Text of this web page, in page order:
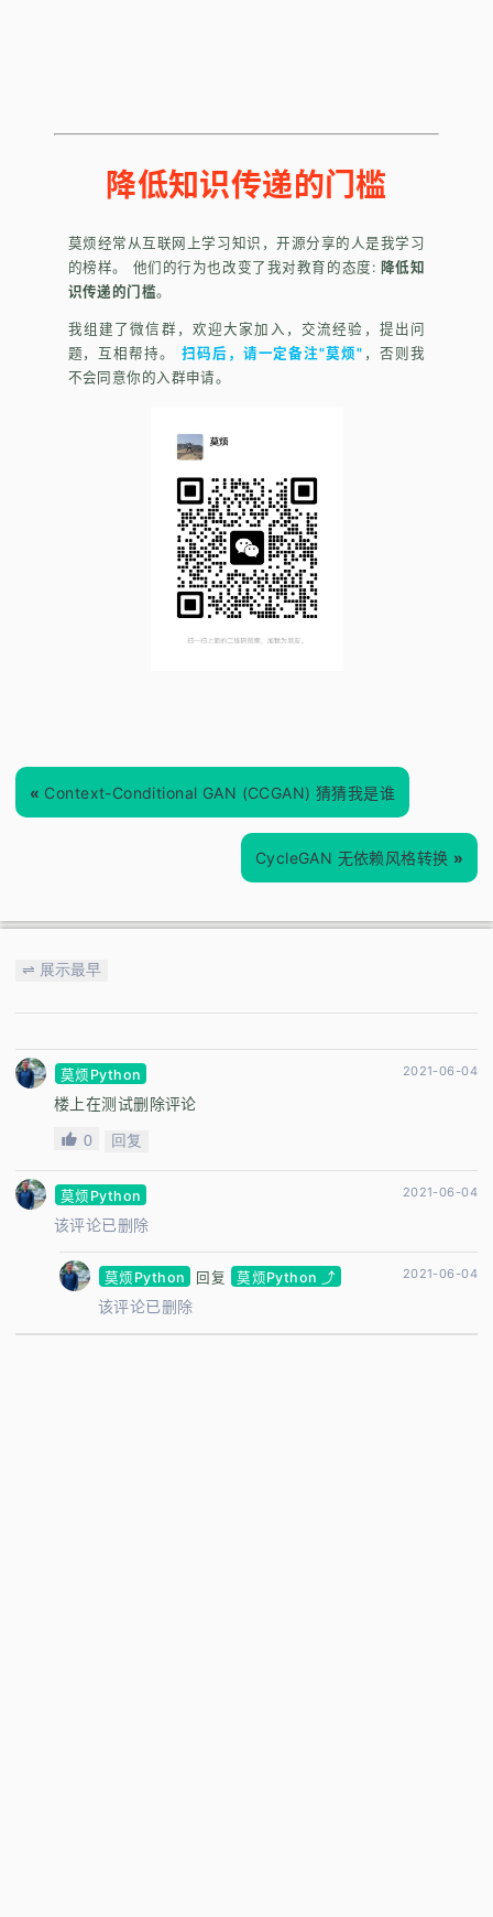
降低知识传递的门槛
莫烦经常从互联网上学习知识，开源分享的人是我学习
的榜样。 他们的行为也改变了我对教育的态度: 降低知
识传递的门槛。
我组建了微信群，欢迎大家加入，交流经验，提出问
题，互相帮持。
扫码后，请一定备注"莫烦" ，否则我
不会同意你的入群申请。
« Context-Conditional GAN (CCGAN) 猜猜我是谁
CycleGAN 无依赖风格转换 »
⇌ 展示最早
莫烦Python 2021-06-04
楼上在测试删除评论
0 回复
莫烦Python 2021-06-04
该评论已删除
莫烦Python 回复 莫烦Python ⤴ 2021-06-04
该评论已删除